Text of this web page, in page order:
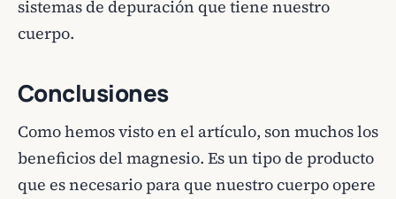
sistemas de depuración que tiene nuestro
cuerpo.
Conclusiones
Como hemos visto en el artículo, son muchos los
beneficios del magnesio. Es un tipo de producto
que es necesario para que nuestro cuerpo opere